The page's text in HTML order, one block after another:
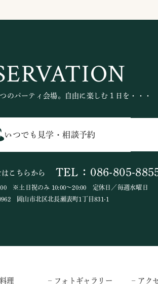
のパーティ会場。自由に楽しむ１日を・・・
いつでも見学・相談予約
こちらから TEL：086-805-
※土日祝のみ 10:00～20:00 定休日／毎週水曜日
岡山市北区北長瀬表町1丁目831-1
理 – フォトギャラリー – アク